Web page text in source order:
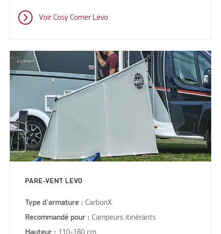
Voir Cosy Corner Levo
PARE-VENT LEVO
Type d'armature : CarbonX
Recommandé pour :Campeurs itinérants